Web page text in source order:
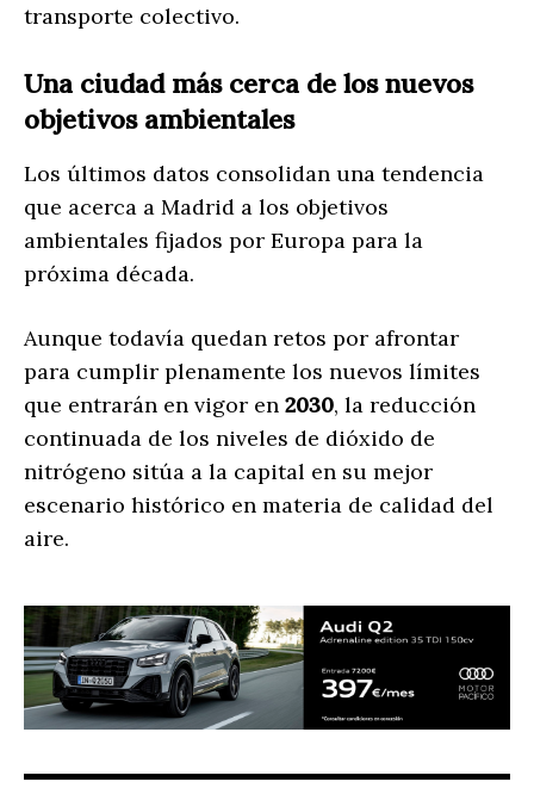
transporte colectivo.
Una ciudad más cerca de los nuevos
objetivos ambientales
Los últimos datos consolidan una tendencia
que acerca a Madrid a los objetivos
ambientales fijados por Europa para la
próxima década.
Aunque todavía quedan retos por afrontar
para cumplir plenamente los nuevos límites
que entrarán en vigor en 2030, la reducción
continuada de los niveles de dióxido de
nitrógeno sitúa a la capital en su mejor
escenario histórico en materia de calidad del
aire.